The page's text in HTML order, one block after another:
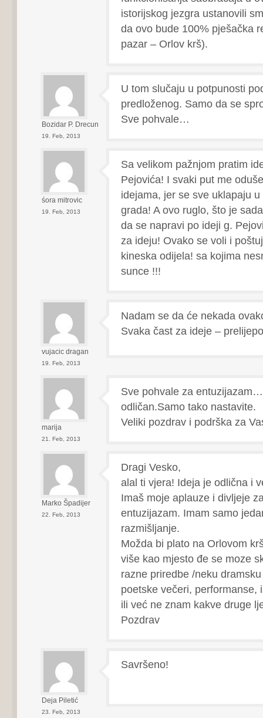
istorijskog jezgra ustanovili
da ovo bude 100% pješačka
pazar – Orlov krš).
Bozidar P. Drecun
19. Feb, 2013
U tom slučaju u potpunosti
predloženog. Samo da se
Sve pohvale…
śora mitrovic
19. Feb, 2013
Sa velikom pažnjom pratim
Pejovića! I svaki put me
idejama, jer se sve uklapaju
grada! A ovo ruglo, što je
da se napravi po ideji g.
za ideju! Ovako se voli i
kineska odijela! sa kojima
sunce !!!
vujacic dragan
19. Feb, 2013
Nadam se da će nekada
Svaka čast za ideje –
marija
21. Feb, 2013
Sve pohvale za
odličan.Samo tako nastavite.
Veliki pozdrav i podrška za
Marko Špadijer
22. Feb, 2013
Dragi Vesko,
alal ti vjera! Ideja je odlična i
Imaš moje aplauze i divljeje
entuzijazam. Imam samo
razmišljanje.
Možda bi plato na Orlovom
više kao mjesto đe se moze
razne priredbe /neku
poetske večeri, performanse,
ili već ne znam kakve druge
Pozdrav
Deja Piletić
23. Feb, 2013
Savršeno!